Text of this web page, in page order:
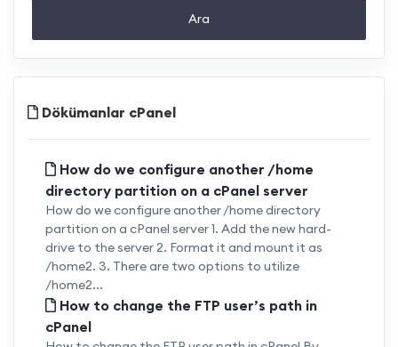
Ara
Dökümanlar cPanel
How do we configure another /home
directory partition on a cPanel server
How do we configure another /home directory
partition on a cPanel server 1. Add the new hard-
drive to the server 2. Format it and mount it as
/home2. 3. There are two options to utilize
/home2...
How to change the FTP user’s path in
cPanel